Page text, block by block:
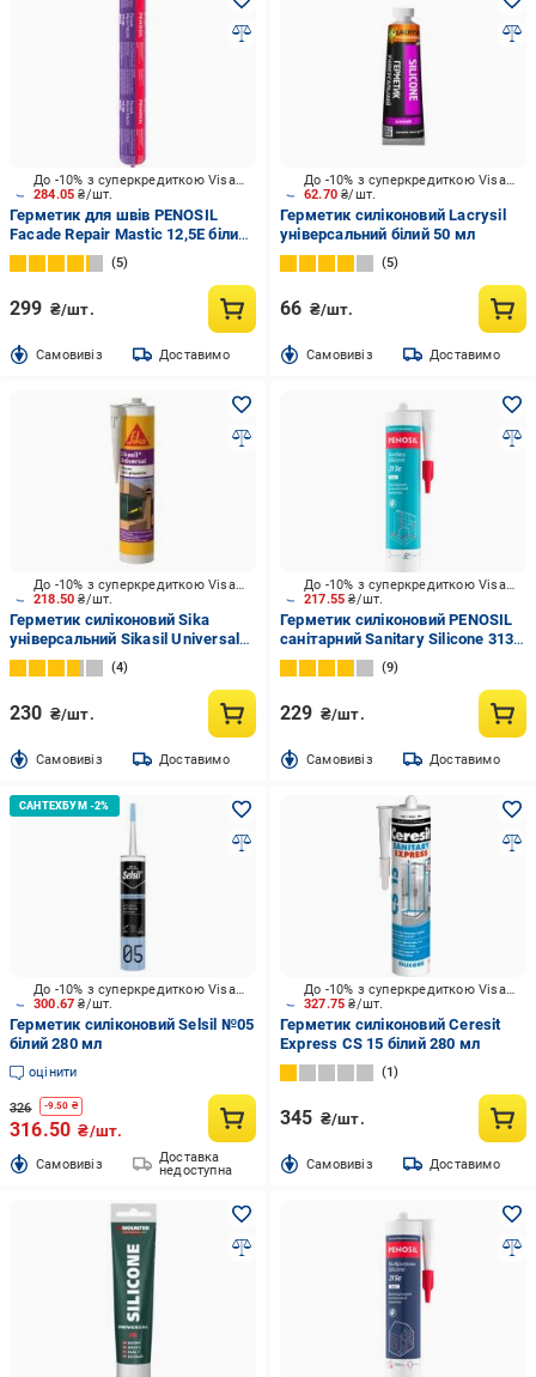
284.05₴/шт.
До -10% з суперкредиткою Visa Вигода
Герметик для швів PENOSIL
Facade Repair Mastic 12,5E білий
600 мл
5
299 ₴/шт.
Cамовивіз Доставимо
62.70₴/шт.
До -10% з суперкредиткою Visa Вигода
Герметик силіконовий Lacrysil
універсальний білий 50 мл
5
66 ₴/шт.
Cамовивіз Доставимо
218.50₴/шт.
До -10% з суперкредиткою Visa Вигода
Герметик силіконовий Sika
універсальний Sikasil Universal
білий 280 мл
4
230 ₴/шт.
Cамовивіз Доставимо
217.55₴/шт.
До -10% з суперкредиткою Visa Вигода
Герметик силіконовий PENOSIL
санітарний Sanitary Silicone 313c
білий 310 мл
9
229 ₴/шт.
Cамовивіз Доставимо
300.67₴/шт.
До -10% з суперкредиткою Visa Вигода
Герметик силіконовий Selsil №05
білий 280 мл
оцінити
326 -9.50 ₴
316.50 ₴/шт.
Cамовивіз
Доставка
недоступна
327.75₴/шт.
До -10% з суперкредиткою Visa Вигода
Герметик силіконовий Ceresit
Express CS 15 білий 280 мл
1
345 ₴/шт.
Cамовивіз Доставимо